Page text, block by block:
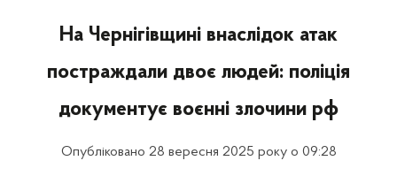
На Чернігівщині внаслідок атак
постраждали двоє людей: поліція
документує воєнні злочини рф
Опубліковано 28 вересня 2025 року о 09:28